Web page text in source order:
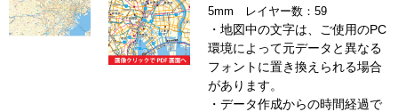
5mm レイヤー数：59
・地図中の文字は、ご使用のPC
環境によって元データと異なる
フォントに置き換えられる場合
があります。
・データ作成からの時間経過で